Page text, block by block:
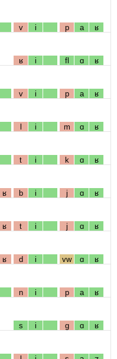
v i p a ʁ
ʁ i fl ɑ ʁ
v i p a ʁ
l i m ɑ ʁ
t i k ɑ ʁ
ʁ b i j ɑ ʁ
ʁ t i j ɑ ʁ
ʁ d i vw ɑ ʁ
n i p a ʁ
s i g ɑ ʁ